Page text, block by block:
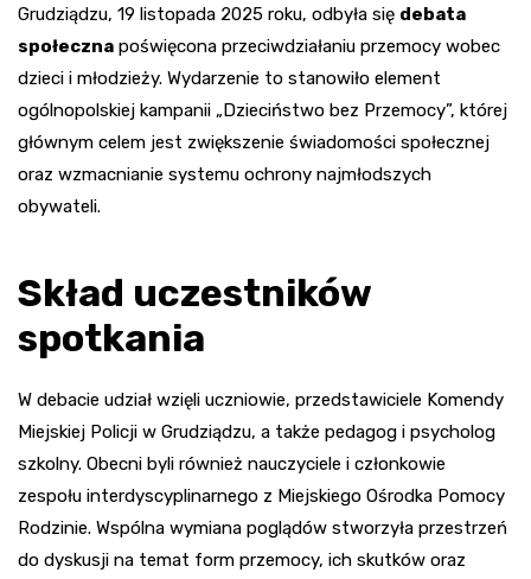
Grudziądzu, 19 listopada 2025 roku, odbyła się debata
społeczna poświęcona przeciwdziałaniu przemocy wobec
dzieci i młodzieży. Wydarzenie to stanowiło element
ogólnopolskiej kampanii „Dzieciństwo bez Przemocy”, której
głównym celem jest zwiększenie świadomości społecznej
oraz wzmacnianie systemu ochrony najmłodszych
obywateli.
Skład uczestników
spotkania
W debacie udział wzięli uczniowie, przedstawiciele Komendy
Miejskiej Policji w Grudziądzu, a także pedagog i psycholog
szkolny. Obecni byli również nauczyciele i członkowie
zespołu interdyscyplinarnego z Miejskiego Ośrodka Pomocy
Rodzinie. Wspólna wymiana poglądów stworzyła przestrzeń
do dyskusji na temat form przemocy, ich skutków oraz